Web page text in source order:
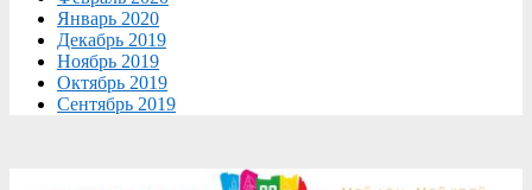
Январь 2020
Декабрь 2019
Ноябрь 2019
Октябрь 2019
Сентябрь 2019